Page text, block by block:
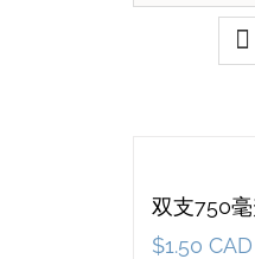
双支750
$1.50 CAD